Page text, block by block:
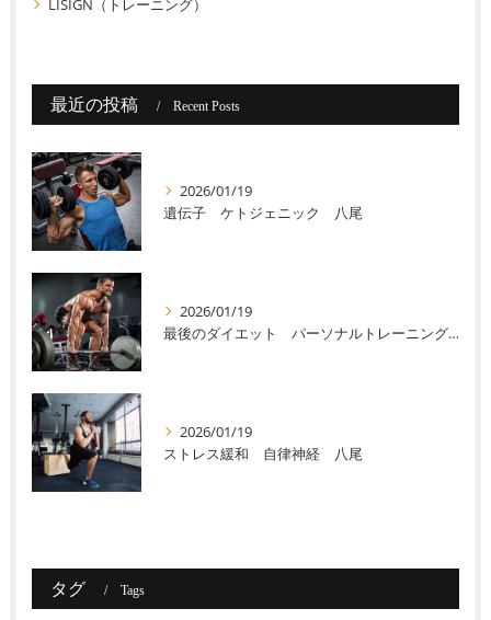
LISIGN（トレーニング）
最近の投稿 Recent Posts
2026/01/19
遺伝子 ケトジェニック 八尾
2026/01/19
最後のダイエット パーソナルトレーニング 八尾
2026/01/19
ストレス緩和 自律神経 八尾
タグ Tags